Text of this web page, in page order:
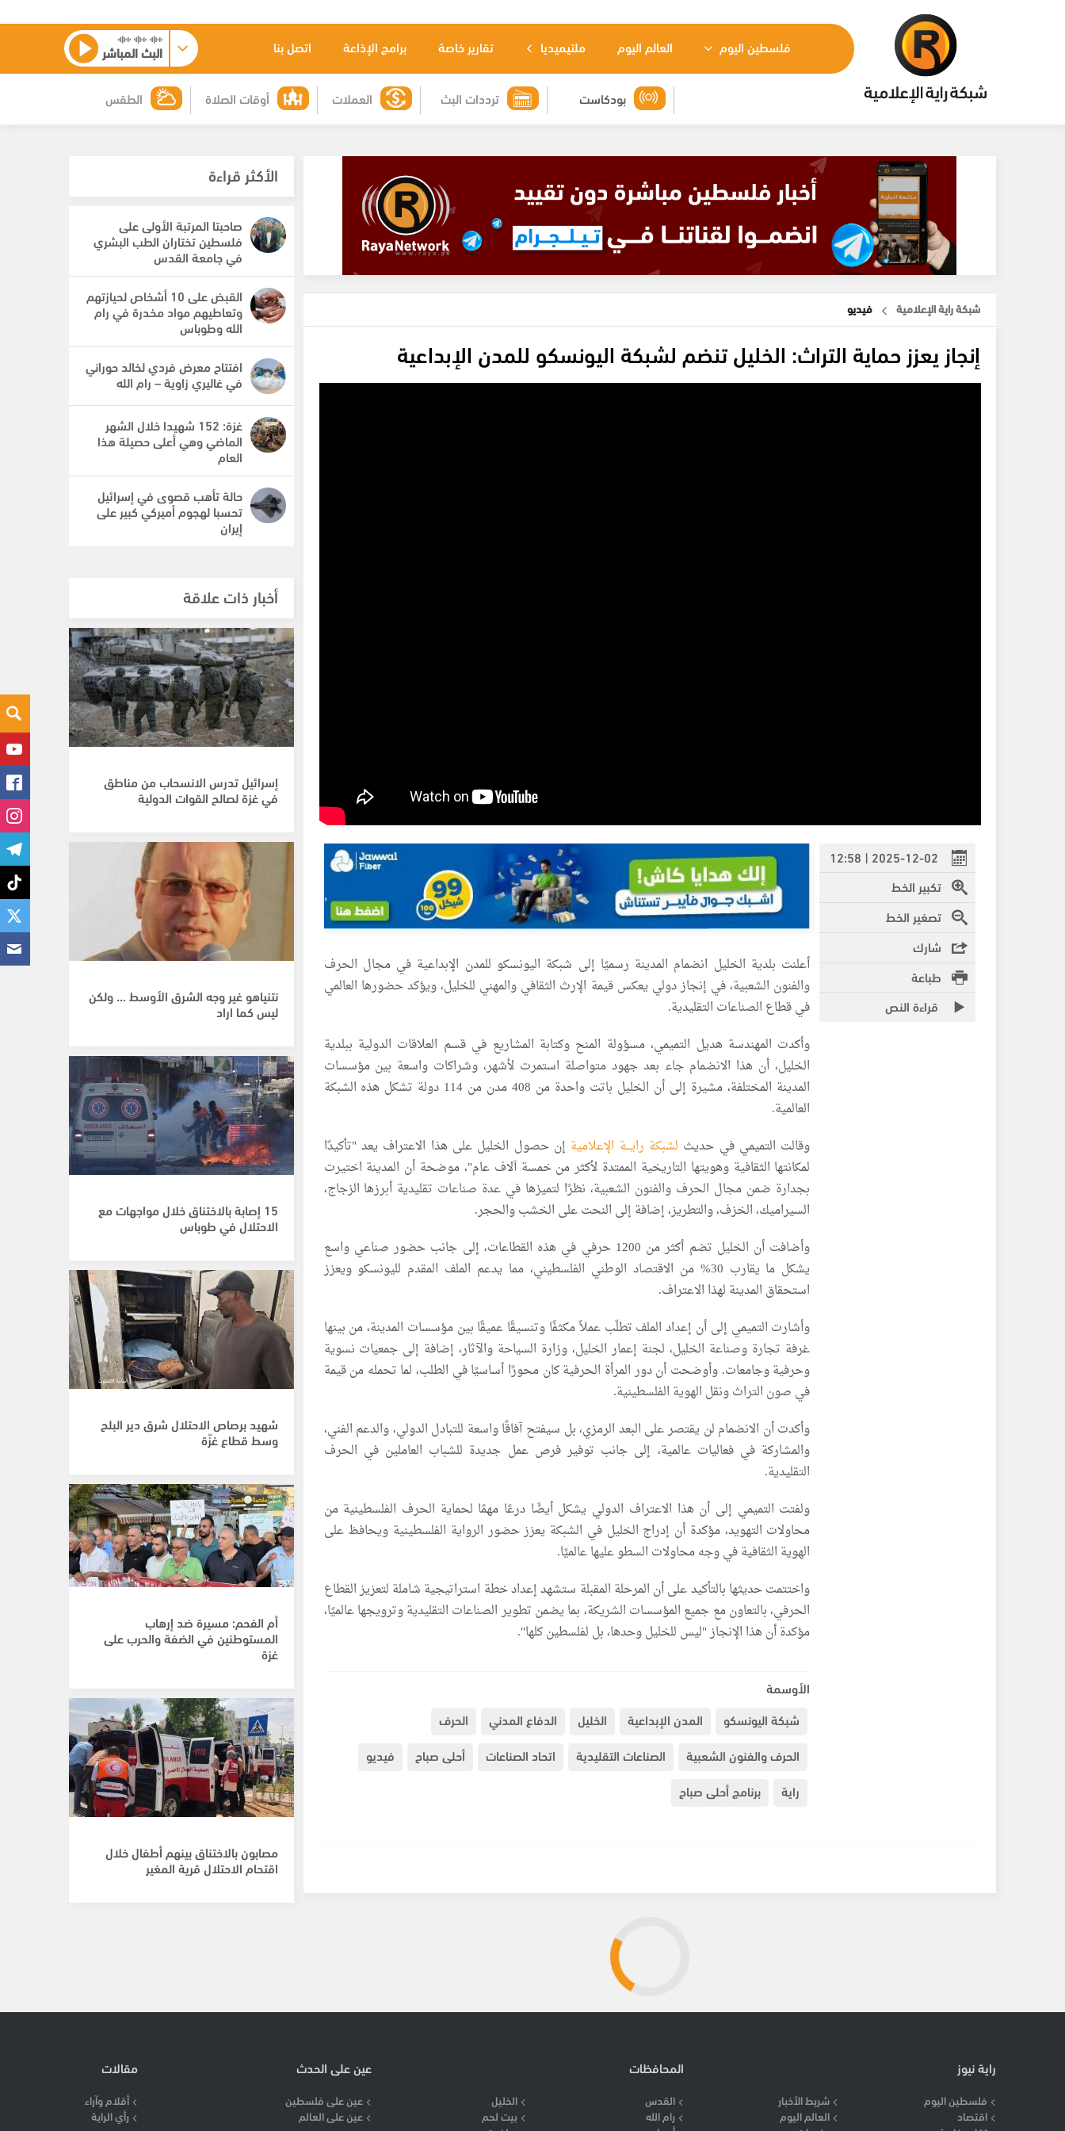
فلسطين اليوم العالم اليوم ملتيميديا تقارير خاصة برامج الإذاعة اتصل بنا البث المباشر
الطقس أوقات الصلاة العملات ترددات البث بودكاست
شبكة راية الإعلامية فيديو
إنجاز يعزز حماية التراث: الخليل تنضم لشبكة اليونسكو للمدن الإبداعية
2025-12-02 | 12:58
تكبير الخط
تصغير الخط
شارك
طباعة
قراءة النص
أعلنت بلدية الخليل انضمام المدينة رسميًا إلى شبكة اليونسكو للمدن الإبداعية في مجال الحرف
والفنون الشعبية، في إنجاز دولي يعكس قيمة الإرث الثقافي والمهني للخليل، ويؤكد حضورها العالمي
في قطاع الصناعات التقليدية.
وأكدت المهندسة هديل التميمي، مسؤولة المنح وكتابة المشاريع في قسم العلاقات الدولية ببلدية
الخليل، أن هذا الانضمام جاء بعد جهود متواصلة استمرت لأشهر، وشراكات واسعة بين مؤسسات
المدينة المختلفة، مشيرة إلى أن الخليل باتت واحدة من 408 مدن من 114 دولة تشكل هذه الشبكة
العالمية.
وقالت التميمي في حديث لشبكة رايـــة الإعلامية إن حصول الخليل على هذا الاعتراف يعد "تأكيدًا
لمكانتها الثقافية وهويتها التاريخية الممتدة لأكثر من خمسة آلاف عام"، موضحة أن المدينة اختيرت
بجدارة ضمن مجال الحرف والفنون الشعبية، نظرًا لتميزها في عدة صناعات تقليدية أبرزها الزجاج،
السيراميك، الخزف، والتطريز، إضافة إلى النحت على الخشب والحجر.
وأضافت أن الخليل تضم أكثر من 1200 حرفي في هذه القطاعات، إلى جانب حضور صناعي واسع
يشكل ما يقارب 30% من الاقتصاد الوطني الفلسطيني، مما يدعم الملف المقدم لليونسكو ويعزز
استحقاق المدينة لهذا الاعتراف.
وأشارت التميمي إلى أن إعداد الملف تطلّب عملاً مكثفًا وتنسيقًا عميقًا بين مؤسسات المدينة، من بينها
غرفة تجارة وصناعة الخليل، لجنة إعمار الخليل، وزارة السياحة والآثار، إضافة إلى جمعيات نسوية
وحرفية وجامعات. وأوضحت أن دور المرأة الحرفية كان محورًا أساسيًا في الطلب، لما تحمله من قيمة
في صون التراث ونقل الهوية الفلسطينية.
وأكدت أن الانضمام لن يقتصر على البعد الرمزي، بل سيفتح آفاقًا واسعة للتبادل الدولي، والدعم الفني،
والمشاركة في فعاليات عالمية، إلى جانب توفير فرص عمل جديدة للشباب العاملين في الحرف
التقليدية.
ولفتت التميمي إلى أن هذا الاعتراف الدولي يشكل أيضًا درعًا مهمًا لحماية الحرف الفلسطينية من
محاولات التهويد، مؤكدة أن إدراج الخليل في الشبكة يعزز حضور الرواية الفلسطينية ويحافظ على
الهوية الثقافية في وجه محاولات السطو عليها عالميًا.
واختتمت حديثها بالتأكيد على أن المرحلة المقبلة ستشهد إعداد خطة استراتيجية شاملة لتعزيز القطاع
الحرفي، بالتعاون مع جميع المؤسسات الشريكة، بما يضمن تطوير الصناعات التقليدية وترويجها عالميًا،
مؤكدة أن هذا الإنجاز "ليس للخليل وحدها، بل لفلسطين كلها".
الأوسمة
شبكة اليونسكو
المدن الإبداعية الخليل الدفاع المدني
الحرف
الحرف والفنون الشعبية
الصناعات التقليدية اتحاد الصناعات أحلى صباح
فيديو
راية
برنامج أحلى صباح
الأكثر قراءة
صاحبتا المرتبة الأولى على
فلسطين تختاران الطب البشري
في جامعة القدس
القبض على 10 أشخاص لحيازتهم
وتعاطيهم مواد مخدرة في رام
الله وطوباس
افتتاح معرض فردي لخالد حوراني
في غاليري زاوية – رام الله
غزة: 152 شهيدا خلال الشهر
الماضي وهي أعلى حصيلة هذا
العام
حالة تأهب قصوى في إسرائيل
تحسبا لهجوم أميركي كبير على
إيران
أخبار ذات علاقة
إسرائيل تدرس الانسحاب من مناطق
في غزة لصالح القوات الدولية
نتنياهو غير وجه الشرق الأوسط … ولكن
ليس كما اراد
15 إصابة بالاختناق خلال مواجهات مع
الاحتلال في طوباس
شهيد برصاص الاحتلال شرق دير البلح
وسط قطاع غزّة
أم الفحم: مسيرة ضد إرهاب
المستوطنين في الضفة والحرب على
غزة
مصابون بالاختناق بينهم أطفال خلال
اقتحام الاحتلال قرية المغير
راية نيوز
فلسطين اليوم
شريط الأخبار
اقتصاد
العالم اليوم
المحافظات
القدس
الخليل
رام الله
بيت لحم
عين على الحدث
عين على فلسطين
عين على العالم
مقالات
أقلام وآراء
رأي الراية